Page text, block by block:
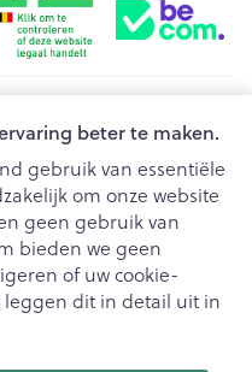
beter te maken.
gebruik van essentiële
om onze website
geen gebruik van
bieden we geen
of uw cookie-
leggen dit in detail uit in